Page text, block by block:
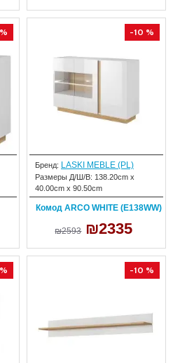
-10 %
Бренд: LASKI MEBLE (PL)
Размеры Д/Ш/В: 138.20cm x
40.00cm x 90.50cm
Комод ARCO WHITE (E138WW)
₪2593 ₪2335
-10 %